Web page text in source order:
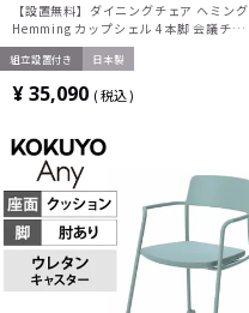
【設置無料】ダイニングチェア ヘミング
Hemming カップシェル 4本脚 会議チェ
ア ラウンジチェア カフェチェア K21-
B0A0XZ コクヨ
組立設置付き 日本製
¥35,090 税込